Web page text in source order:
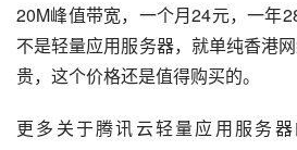
20M峰值带宽，一个月24元，一年
不是轻量应用服务器，就单纯香港
贵，这个价格还是值得购买的。
更多关于腾讯云轻量应用服务器